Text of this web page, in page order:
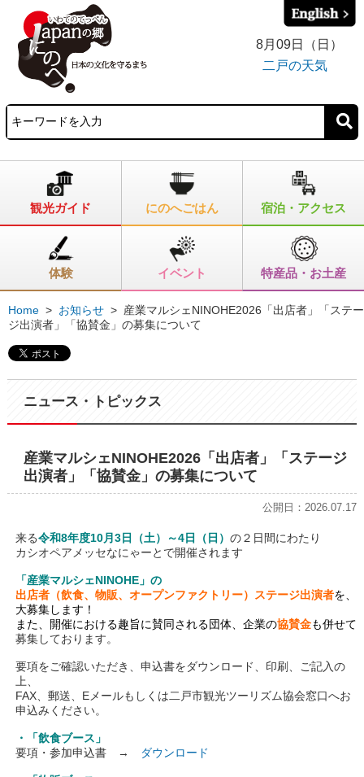
8月09日（日）
二戸の天気
観光ガイド にのへごはん 宿泊・アクセス
体験 イベント 特産品・お土産
Home > お知らせ > 産業マルシェNINOHE2026「出店者」「ステー
ジ出演者」「協賛金」の募集について
ニュース・トピックス
産業マルシェNINOHE2026「出店者」「ステージ
出演者」「協賛金」の募集について
公開日：2026.07.17
来る令和8年度10月3日（土）～4日（日） の２日間にわたり
カシオペアメッセなにゃーとで開催されます
「産業マルシェNINOHE」の
出店者（飲食、物販、オープンファクトリー）ステージ出演者を、
大募集します！
また、開催における趣旨に賛同される団体、企業の協賛金も併せて
募集しております。
要項をご確認いただき、申込書をダウンロード、印刷、ご記入の
上、
FAX、郵送、Eメールもしくは二戸市観光ツーリズム協会窓口へお
申込みください。
・「飲食ブース」
要項・参加申込書 →
ダウンロード